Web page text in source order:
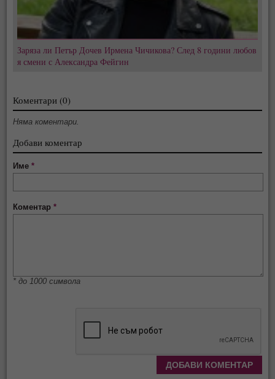
Заряза ли Петър Дочев Ирмена Чичикова? След 8 години любов
я смени с Александра Фейгин
Коментари (0)
Няма коментари.
Добави коментар
Име*
Коментар*
* до 1000 символа